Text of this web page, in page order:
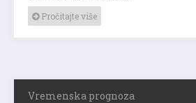
Pročitajte više
Vremenska prognoza